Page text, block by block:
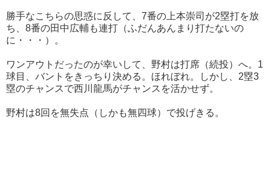
勝手なこちらの思惑に反して、7番の上本崇司が2塁打を放
ち、8番の田中広輔も連打（ふだんあんまり打たないの
に・・・）。
ワンアウトだったのが幸いして、野村は打席（続投）へ。1
球目、バントをきっちり決める。ほれぼれ。しかし、2塁3
塁のチャンスで西川龍馬がチャンスを活かせず。
野村は8回を無失点（しかも無四球）で投げきる。